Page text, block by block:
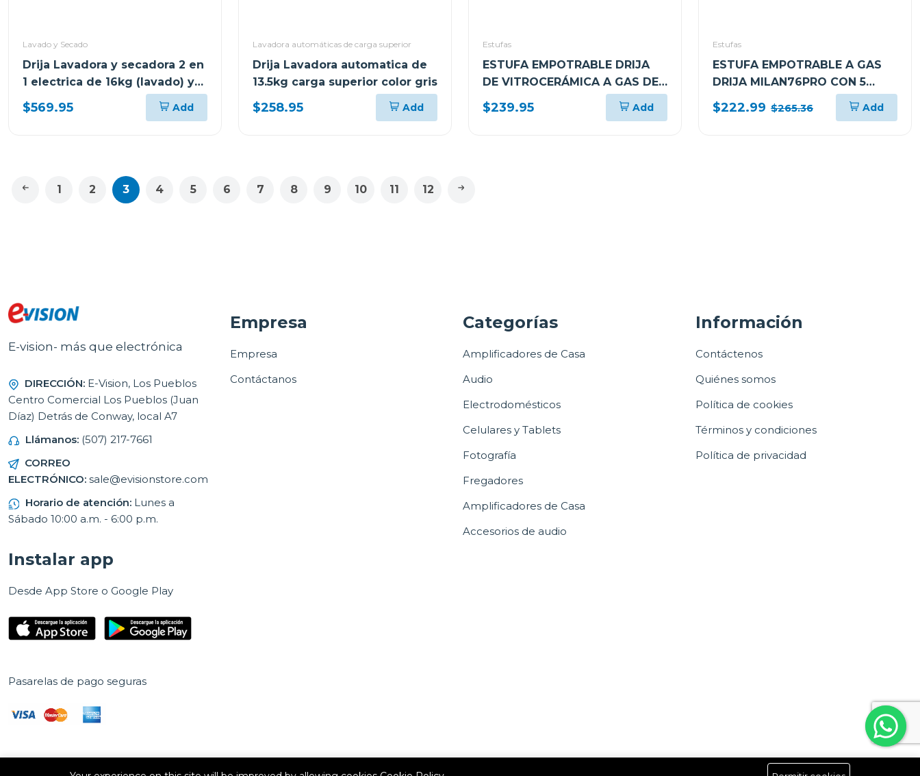
Lavado y Secado
Drija Lavadora y secadora 2 en
1 electrica de 16kg (lavado) y
9kg (secado) inverter
$569.95 Add
Lavadora automáticas de carga superior
Drija Lavadora automatica de
13.5kg carga superior color gris
$258.95 Add
Estufas
ESTUFA EMPOTRABLE DRIJA
DE VITROCERÁMICA A GAS DE
58.4CM CON 4 QUEMADORES
FERRARA60 PRO
$239.95 Add
Estufas
ESTUFA EMPOTRABLE A GAS
DRIJA MILAN76PRO CON 5
QUEMADORES
$222.99 $265.36 Add
1 2 3 4 5 6 7 8 9 10 11 12
E-vision- más que electrónica
DIRECCIÓN: E-Vision, Los Pueblos
Centro Comercial Los Pueblos (Juan
Díaz) Detrás de Conway, local A7
Llámanos: (507) 217-7661
CORREO
ELECTRÓNICO: sale@evisionstore.com
Horario de atención: Lunes a
Sábado 10:00 a.m. - 6:00 p.m.
Empresa
Empresa
Contáctanos
Categorías
Amplificadores de Casa
Audio
Electrodomésticos
Celulares y Tablets
Fotografía
Fregadores
Amplificadores de Casa
Accesorios de audio
Información
Contáctenos
Quiénes somos
Política de cookies
Términos y condiciones
Política de privacidad
Instalar app
Desde App Store o Google Play
Pasarelas de pago seguras